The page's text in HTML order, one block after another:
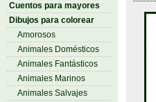
Cuentos para mayores
Dibujos para colorear
Amorosos
Animales Domésticos
Animales Fantásticos
Animales Marinos
Animales Salvajes